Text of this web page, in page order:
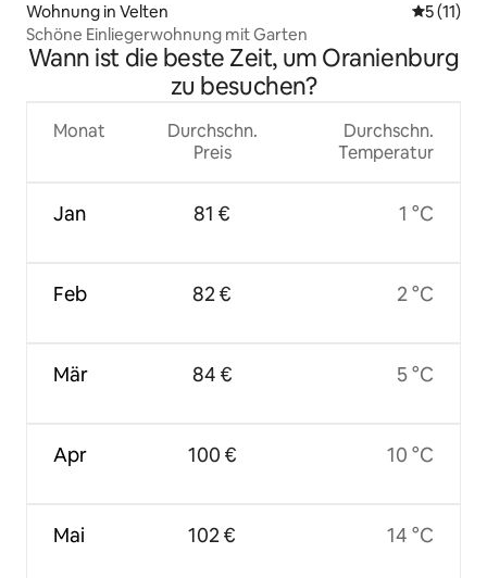
Wohnung in Velten
5 (11)
Schöne Einliegerwohnung mit Garten
Wann ist die beste Zeit, um Oranienburg
zu besuchen?
Monat
Jan
Feb
Mär
Apr
Mai
Durchschn.
Preis
81 €
82 €
84 €
100 €
102 €
Durchschn.
Temperatur
1 °C
2 °C
5 °C
10 °C
14 °C